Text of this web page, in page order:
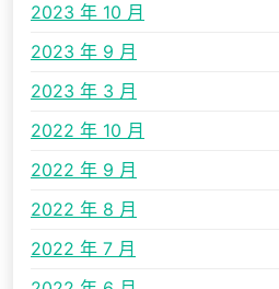
2023 年 10 月
2023 年 9 月
2023 年 3 月
2022 年 10 月
2022 年 9 月
2022 年 8 月
2022 年 7 月